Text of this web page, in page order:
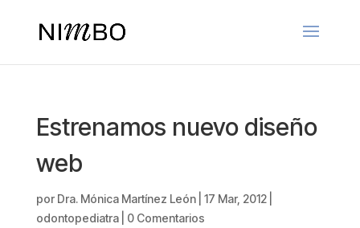
Estrenamos nuevo diseño
web
por Dra. Mónica Martínez León| 17 Mar, 2012|
odontopediatra| 0 Comentarios